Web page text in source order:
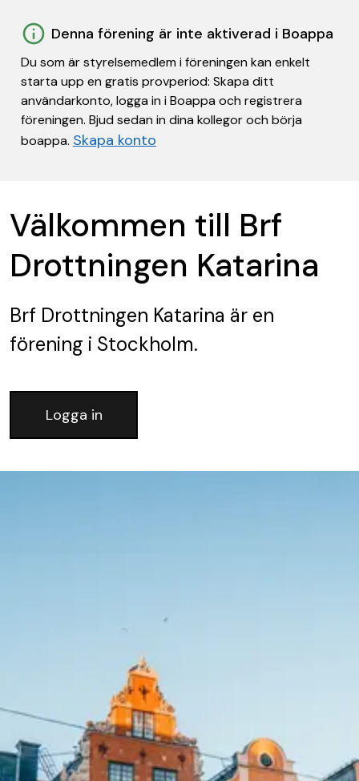
Denna förening är inte aktiverad i Boappa
Du som är styrelsemedlem i föreningen kan enkelt
starta upp en gratis provperiod: Skapa ditt
användarkonto, logga in i Boappa och registrera
föreningen. Bjud sedan in dina kollegor och börja
boappa. Skapa konto
Välkommen till Brf
Drottningen Katarina
Brf Drottningen Katarina är en
förening i Stockholm.
Logga in